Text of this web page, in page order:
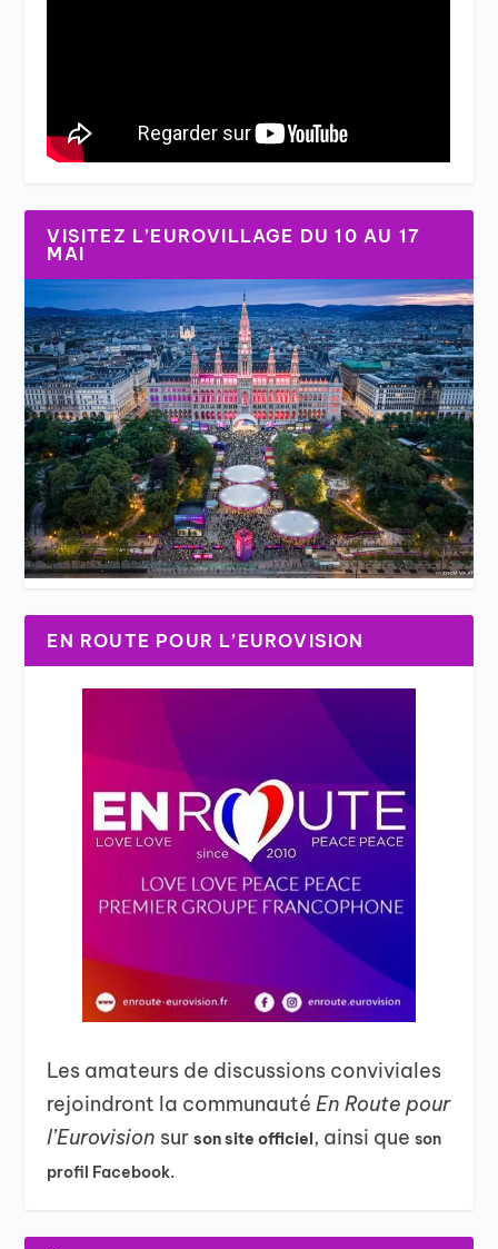
VISITEZ L’EUROVILLAGE DU 10 AU 17
MAI
EN ROUTE POUR L’EUROVISION
Les amateurs de discussions conviviales
rejoindront la communautéEn Route pour
l’Eurovision surson site officiel, ainsi queson
profil Facebook.